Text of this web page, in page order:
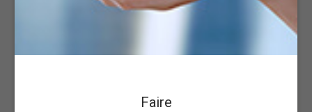
Faire